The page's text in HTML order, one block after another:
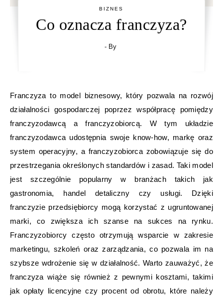
BIZNES
Co oznacza franczyza?
- By
Franczyza to model biznesowy, który pozwala na rozwój
działalności gospodarczej poprzez współpracę pomiędzy
franczyzodawcą a franczyzobiorcą. W tym układzie
franczyzodawca udostępnia swoje know-how, markę oraz
system operacyjny, a franczyzobiorca zobowiązuje się do
przestrzegania określonych standardów i zasad. Taki model
jest szczególnie popularny w branżach takich jak
gastronomia, handel detaliczny czy usługi. Dzięki
franczyzie przedsiębiorcy mogą korzystać z ugruntowanej
marki, co zwiększa ich szanse na sukces na rynku.
Franczyzobiorcy często otrzymują wsparcie w zakresie
marketingu, szkoleń oraz zarządzania, co pozwala im na
szybsze wdrożenie się w działalność. Warto zauważyć, że
franczyza wiąże się również z pewnymi kosztami, takimi
jak opłaty licencyjne czy procent od obrotu, które należy